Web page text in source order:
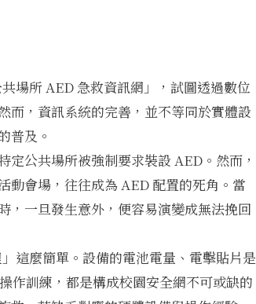
場所 AED 急救資訊網」，試圖透過數位
而，資訊系統的完善，並不等同於實體設
普及。
公共場所被強制要求裝設 AED。然而，
動會場，往往成為 AED 配置的死角。當
，一旦發生意外，便容易演變成無法挽回
這麼簡單。設備的電池電量、電擊貼片是
作訓練，都是構成校園安全網不可或缺的